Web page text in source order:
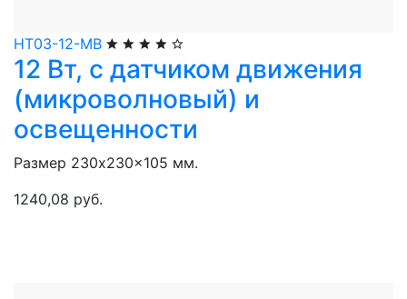
НТ03-12-МВ
12 Вт, с датчиком движения
(микроволновый) и
освещенности
Размер 230x230x105 мм.
1240,08 руб.